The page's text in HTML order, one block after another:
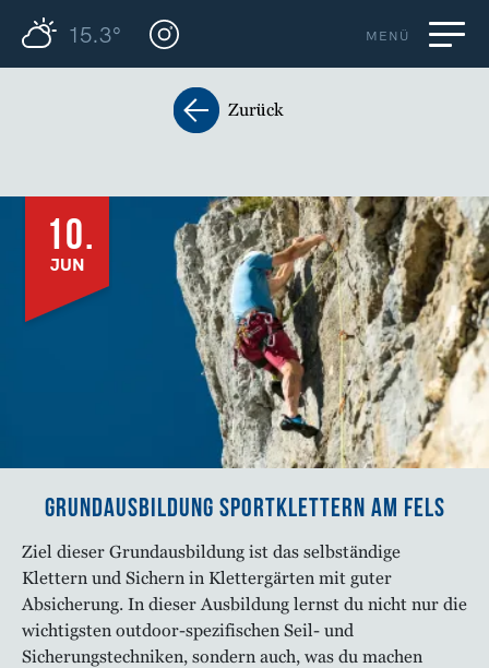
15.3° MENÜ
Zurück
10.
JUN
Grundausbildung Sportklettern am Fels
Ziel dieser Grundausbildung ist das selbständige
Klettern und Sichern in Klettergärten mit guter
Absicherung. In dieser Ausbildung lernst du nicht nur die
wichtigsten outdoor-spezifischen Seil- und
Sicherungstechniken, sondern auch, was du machen